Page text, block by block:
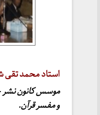
استاد محمد تقی
موسس کانون نشر
و مفسر قرآن.